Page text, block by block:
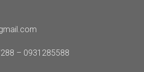
– 0931285588